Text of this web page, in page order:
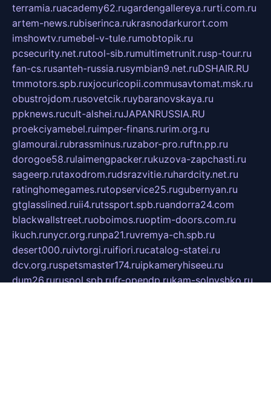
terramia.ruacademy62.rugardengallereya.rurti.com.ru
artem-news.rubiserinca.rukrasnodarkurort.com
imshowtv.rumebel-v-tule.rumobtopik.ru
pcsecurity.net.rutool-sib.rumultimetrunit.rusp-tour.ru
fan-cs.rusanteh-russia.rusymbian9.net.ruDSHAIR.RU
tmmotors.spb.ruxjocuricopii.commusavtomat.msk.ru
obustrojdom.rusovetcik.ruybaranovskaya.ru
ppknews.rucult-alshei.ruJAPANRUSSIA.RU
proekciyamebel.ruimper-finans.rurim.org.ru
glamourai.rubrassminus.ruzabor-pro.ruftn.pp.ru
dorogoe58.rulaimengpacker.rukuzova-zapchasti.ru
sageerp.rutaxodrom.rudsrazvitie.ruhardcity.net.ru
ratinghomegames.rutopservice25.rugubernyan.ru
gtglasslined.ruii4.rutssport.spb.ruandorra24.com
blackwallstreet.ruoboimos.ruoptim-doors.com.ru
ikuch.runycr.org.runpa21.ruvremya-ch.spb.ru
desert000.ruivtorgi.ruifiori.rucatalog-statei.ru
dcv.org.ruspetsmaster174.ruipkameryhiseeu.ru
dum26.ruruspol.spb.rufr-opendp.rukam-solnyshko.ru